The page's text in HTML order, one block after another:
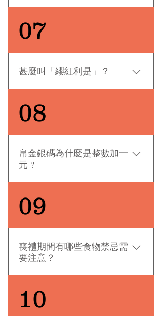
便成。 因為靈堂是送別亡者的地
兆。
之回禮。現時吉儀中會包括一張紙
巾或者毛巾、一粒糖和一個一元硬
幣。紙巾是給來賓拭擦眼淚用，而
糖希望賓客減少哀痛和傷感。至於
一元硬幣，則是帛金的回禮。 吉儀
要即用即棄，切勿帶回家。否則會
的吉儀，我們都會稱之為「謝
07
甚麼叫「纓紅利是」？
才會派發給家屬自己及送逝者上山
一程的親友。扁柏葉、紅頭繩傳統
上是好意頭之意思，現時一般利是
內都會放扁柏葉、紅頭繩及雙數金
額的利是錢。而「纓紅利是」是可
08
帛金銀碼為什麼是整數加一
元 ?
對亡者表示敬意外，也是減輕亡者
家屬在辦喪事時的財政負擔的最實
際方法。傳統會在整數的銀碼上加
多一個一元硬幣，原因有二。 一為
銀碼以「零一」作結，含有「只有
一次」的意思。其次，如親友送上
的帛金銀碼是整數，當減除吉儀內
的一元後，尾數便是九，就有「長
久」的隱喻。白事誰也不想長久，
09
喪禮期間有哪些食物禁忌需
要注意？
食素，以減輕亡者的罪孽與痛苦。
如需食葷，請避免食用牛肉，因傳
10